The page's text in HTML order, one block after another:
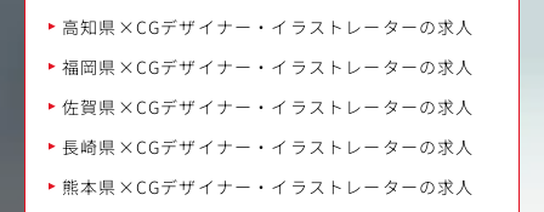
高知県×CGデザイナー・イラストレーターの求人
福岡県×CGデザイナー・イラストレーターの求人
佐賀県×CGデザイナー・イラストレーターの求人
長崎県×CGデザイナー・イラストレーターの求人
熊本県×CGデザイナー・イラストレーターの求人